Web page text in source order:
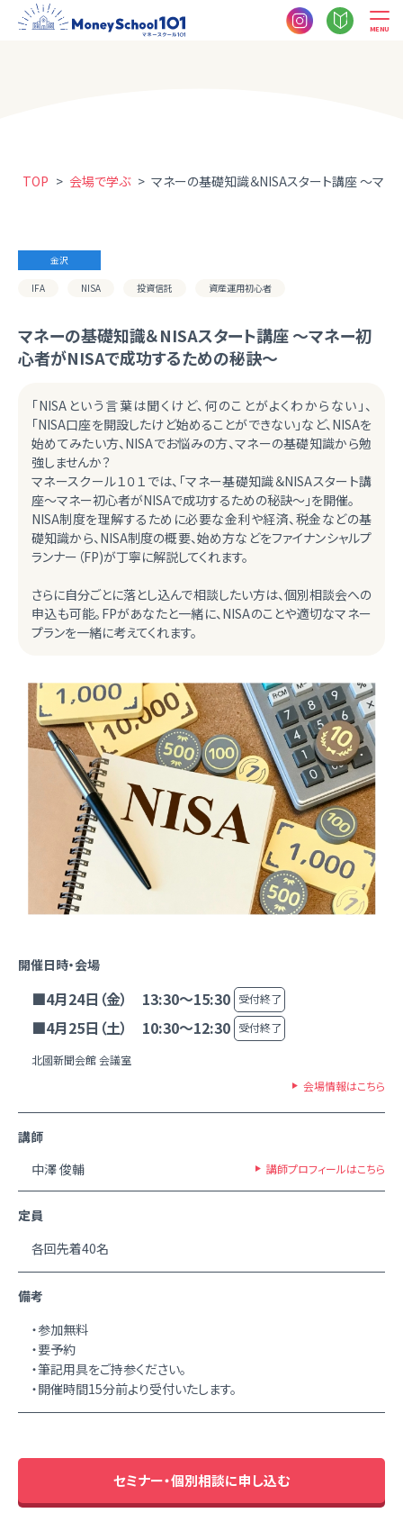
MENU
TOP > 会場で学ぶ > マネーの基礎知識＆NISAスタート講座 ～マ
金沢
IFA NISA 投資信託 資産運用初心者
マネーの基礎知識＆NISAスタート講座 ～マネー初
心者がNISAで成功するための秘訣～
「NISAという言葉は聞くけど、何のことがよくわからない」、
「NISA口座を開設したけど始めることができない」など、NISAを
始めてみたい方、NISAでお悩みの方、マネーの基礎知識から勉
強しませんか？
マネースクール１０１では、「マネー基礎知識＆NISAスタート講
座～マネー初心者がNISAで成功するための秘訣～」を開催。
NISA制度を理解するために必要な金利や経済、税金などの基
礎知識から、NISA制度の概要、始め方などをファイナンシャルプ
ランナー（FP)が丁寧に解説してくれます。
さらに自分ごとに落とし込んで相談したい方は、個別相談会への
申込も可能。FPがあなたと一緒に、NISAのことや適切なマネー
プランを一緒に考えてくれます。
開催日時・会場
■4月24日（金） 13:30～15:30 受付終了
■4月25日（土） 10:30～12:30 受付終了
北國新聞会館 会議室
会場情報はこちら
講師
中澤 俊輔
講師プロフィールはこちら
定員
各回先着40名
備考
・参加無料
・要予約
・筆記用具をご持参ください。
・開催時間15分前より受付いたします。
セミナー・個別相談に申し込む